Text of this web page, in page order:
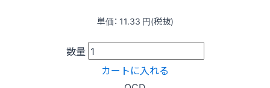
単価： 11.33 円(税抜)
数量
カートに入れる